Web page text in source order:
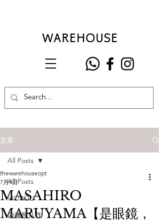
文章
All Posts
VIOROU
內藤熊八作
All Posts
MASAHIRO
MARUYAMA【是眼鏡，
thewarehouseopt
7月9日